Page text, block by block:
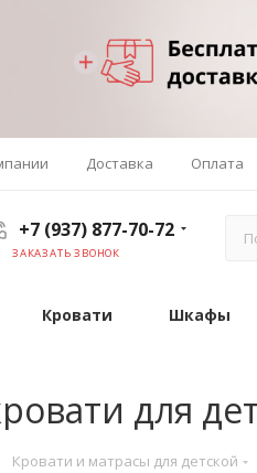
Доставка Оплата
+7 (937) 877-70-72
ЗАКАЗАТЬ ЗВОНОК
Кровати Шкафы
для
Кровати и матрасы для детской